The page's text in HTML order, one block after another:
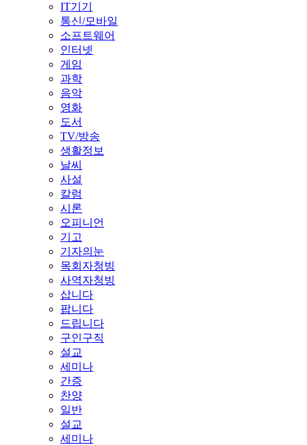
IT기기
통신/모바일
소프트웨어
인터넷
게임
과학
음악
영화
도서
TV/방송
생활정보
날씨
사설
칼럼
시론
오피니언
기고
기자의눈
목회자청빙
사역자청빙
삽니다
팝니다
드립니다
구인구직
설교
세미나
간증
찬양
일반
설교
세미나